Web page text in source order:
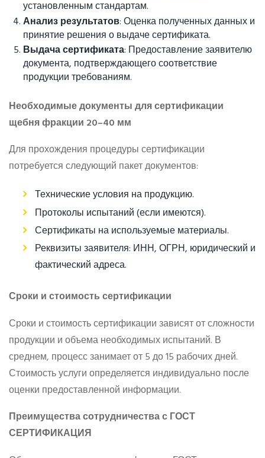
установленным стандартам.
Анализ результатов: Оценка полученных данных и
принятие решения о выдаче сертификата.
Выдача сертификата: Предоставление заявителю
документа, подтверждающего соответствие
продукции требованиям.
Необходимые документы для сертификации
щебня фракции 20–40 мм
Для прохождения процедуры сертификации
потребуется следующий пакет документов:
Технические условия на продукцию.
Протоколы испытаний (если имеются).
Сертификаты на используемые материалы.
Реквизиты заявителя: ИНН, ОГРН, юридический и
фактический адреса.
Сроки и стоимость сертификации
Сроки и стоимость сертификации зависят от сложности
продукции и объема необходимых испытаний. В
среднем, процесс занимает от 5 до 15 рабочих дней.
Стоимость услуги определяется индивидуально после
оценки предоставленной информации.
Преимущества сотрудничества с ГОСТ
СЕРТИФИКАЦИЯ